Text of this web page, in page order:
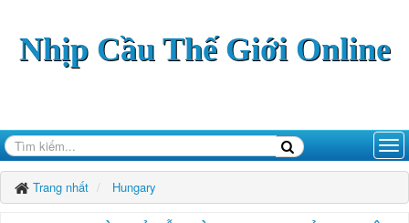
Nhịp Cầu Thế Giới Online
Trang nhất Hungary